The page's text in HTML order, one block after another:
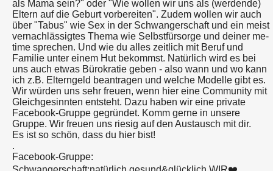
als Mama sein?" oder "Wie wollen wir uns als (werdende)
Eltern auf die Geburt vorbereiten". Zudem wollen wir auch
über "Tabus" wie Sex in der Schwangerschaft und ein meist
vernachlässigtes Thema wie Selbstfürsorge und deiner me-
time sprechen. Und wie du alles zeitlich mit Beruf und
Familie unter einem Hut bekommst. Natürlich wird es bei
uns auch etwas Bürokratie geben - also wann und wo kann
ich z.B. Elterngeld beantragen und welche Modelle gibt es.
Wir würden uns sehr freuen, wenn hier eine Community mit
Gleichgesinnten entsteht. Dazu haben wir eine private
Facebook-Gruppe gegründet. Komm gerne in unsere
Gruppe. Wir freuen uns riesig auf den Austausch mit dir.
Es ist so schön, dass du hier bist!
.
Facebook-Gruppe: